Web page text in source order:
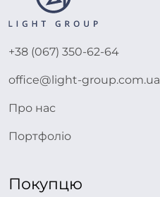
+38 (067) 350-62-64
office@light-group.com.ua
Про нас
Портфоліо
Покупцю